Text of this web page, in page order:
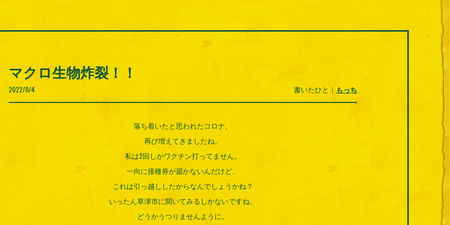
マクロ生物炸裂！！
2022/8/4 書いたひと｜ もっち
落ち着いたと思われたコロナ、
再び増えてきましたね。
私は2回しかワクチン打ってません。
一向に接種券が届かないんだけど、
これは引っ越ししたからなんでしょうかね？
いったん草津市に聞いてみるしかないですね。
どうかうつりませんように。